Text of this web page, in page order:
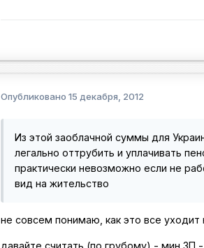
Опубликовано 15 декабря, 2012
Из этой заоблачной суммы для
легально оттрубить и уплачивать
практически невозможно если не
вид на жительство
не совсем понимаю, как это все уходит
давайте считать (по грубому) - мин ЗП